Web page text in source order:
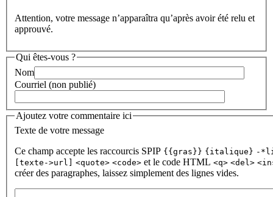
Attention, votre message n’apparaîtra qu’après avoir été relu et
approuvé.
Qui êtes-vous ?
Nom
Courriel (non publié)
Ajoutez votre commentaire ici
Texte de votre message
Ce champ accepte les raccourcis SPIP {{gras}} {italique} -
[texte->url] <quote> <code> et le code HTML <q> <del>
créer des paragraphes, laissez simplement des lignes vides.